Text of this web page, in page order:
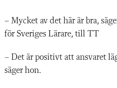
– Mycket av det här är bra,
för Sveriges Lärare, till TT
– Det är positivt att ansvaret
säger hon.